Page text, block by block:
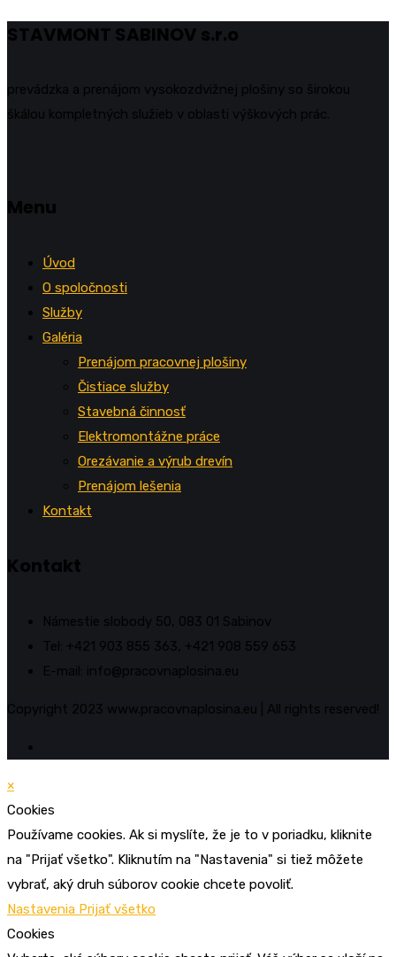
STAVMONT SABINOV s.r.o
prevádzka a prenájom vysokozdvižnej plošiny so širokou
škálou kompletných služieb v oblasti výškových prác.
Menu
Úvod
O spoločnosti
Služby
Galéria
Prenájom pracovnej plošiny
Čistiace služby
Stavebná činnosť
Elektromontážne práce
Orezávanie a výrub drevín
Prenájom lešenia
Kontakt
Kontakt
Námestie slobody 50, 083 01 Sabinov
Tel: +421 903 855 363, +421 908 559 653
E-mail: info@pracovnaplosina.eu
Copyright 2023 www.pracovnaplosina.eu | All rights reserved!
×
Cookies
Používame cookies. Ak si myslíte, že je to v poriadku, kliknite
na "Prijať všetko". Kliknutím na "Nastavenia" si tiež môžete
vybrať, aký druh súborov cookie chcete povoliť.
Nastavenia Prijať všetko
Cookies